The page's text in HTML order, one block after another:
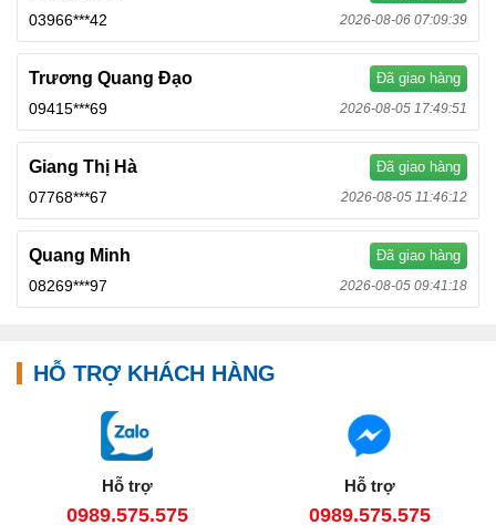
03966***42 2026-08-06 07:09:39
Trương Quang Đạo Đã giao hàng
09415***69 2026-08-05 17:49:51
Giang Thị Hà Đã giao hàng
07768***67 2026-08-05 11:46:12
Quang Minh Đã giao hàng
08269***97 2026-08-05 09:41:18
HỖ TRỢ KHÁCH HÀNG
Hỗ trợ
0989.575.575
Hỗ trợ
0989.575.575